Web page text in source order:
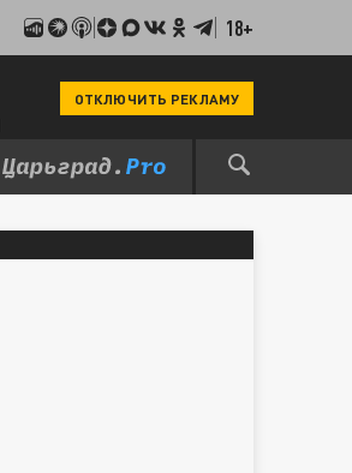
18+
ОТКЛЮЧИТЬ РЕКЛАМУ